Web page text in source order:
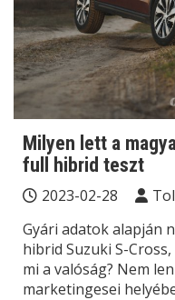
Milyen lett a
full hibrid teszt
2023-02-28
Gyári adatok alapján
hibrid Suzuki S-
mi a valóság? Nem
marketingesei